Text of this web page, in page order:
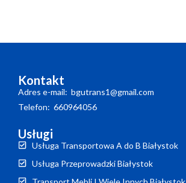
Kontakt
Adres e-mail: bgutrans1@gmail.com
Telefon: 660964056
Usługi
Usługa Transportowa A do B Białystok
Usługa Przeprowadzki Białystok